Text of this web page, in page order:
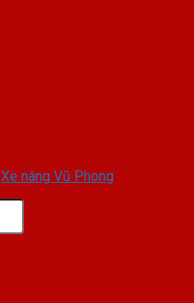
Xe nâng Vũ Phong